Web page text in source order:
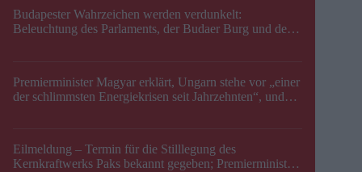
Budapester Wahrzeichen werden verdunkelt:
Beleuchtung des Parlaments, der Budaer Burg und der
Premierminister Magyar erklärt, Ungarn stehe vor „einer
der schlimmsten Energiekrisen seit Jahrzehnten“, und
Eilmeldung – Termin für die Stilllegung des
Kernkraftwerks Paks bekannt gegeben; Premierminister